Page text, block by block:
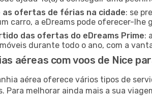
as ofertas de férias na cidade: se
carro, a eDreams pode oferecer-
das ofertas do eDreams Prime:
durante todo o ano, com a
aéreas com voos de Nice
aérea oferece vários tipos de
Para melhorar ainda mais a sua